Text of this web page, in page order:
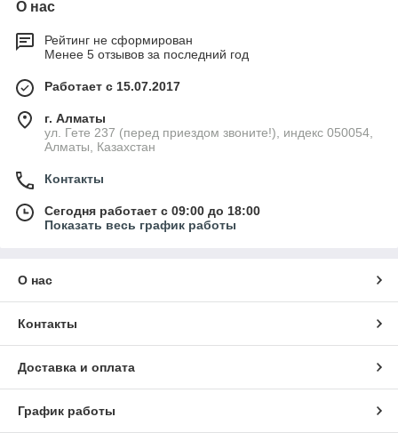
О нас
Рейтинг не сформирован
Менее 5 отзывов за последний год
Работает с 15.07.2017
г. Алматы
ул. Гете 237 (перед приездом звоните!), индекс 050054,
Алматы, Казахстан
Контакты
Сегодня работает с 09:00 до 18:00
Показать весь график работы
О нас
Контакты
Доставка и оплата
График работы